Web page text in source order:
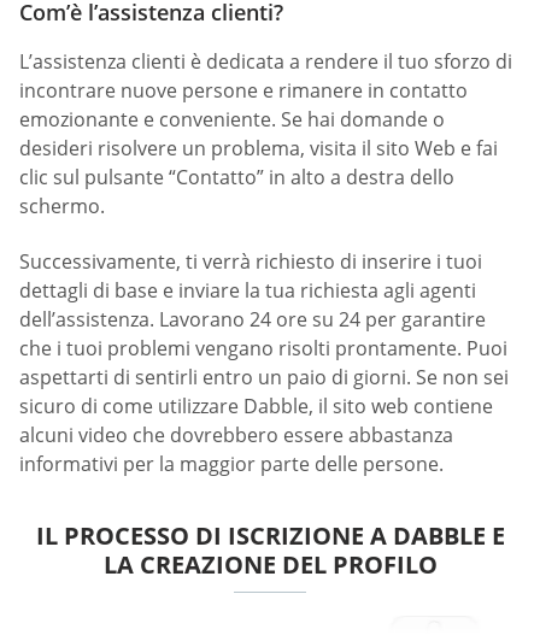
Com’è l’assistenza clienti?
L’assistenza clienti è dedicata a rendere il tuo sforzo di
incontrare nuove persone e rimanere in contatto
emozionante e conveniente. Se hai domande o
desideri risolvere un problema, visita il sito Web e fai
clic sul pulsante “Contatto” in alto a destra dello
schermo.
Successivamente, ti verrà richiesto di inserire i tuoi
dettagli di base e inviare la tua richiesta agli agenti
dell’assistenza. Lavorano 24 ore su 24 per garantire
che i tuoi problemi vengano risolti prontamente. Puoi
aspettarti di sentirli entro un paio di giorni. Se non sei
sicuro di come utilizzare Dabble, il sito web contiene
alcuni video che dovrebbero essere abbastanza
informativi per la maggior parte delle persone.
IL PROCESSO DI ISCRIZIONE A DABBLE E
LA CREAZIONE DEL PROFILO